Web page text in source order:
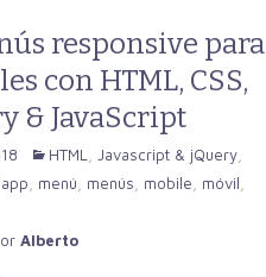
responsive para
con HTML, CSS,
& JavaScript
HTML, Javascript & jQuery,
app, menú, menús, mobile, móvil,
Alberto